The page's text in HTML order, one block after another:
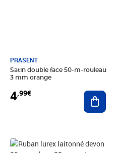
PRASENT
Satin double face 50-m-rouleau
3 mm orange
4,99€
Prix 7,20€